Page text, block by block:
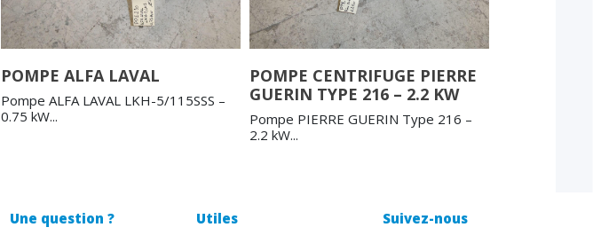
POMPE ALFA LAVAL
Pompe ALFA LAVAL LKH-5/115SSS –
0.75 kW...
POMPE CENTRIFUGE PIERRE
GUERIN TYPE 216 – 2.2 KW
Pompe PIERRE GUERIN Type 216 –
2.2 kW...
Une question ? Utiles Suivez-nous